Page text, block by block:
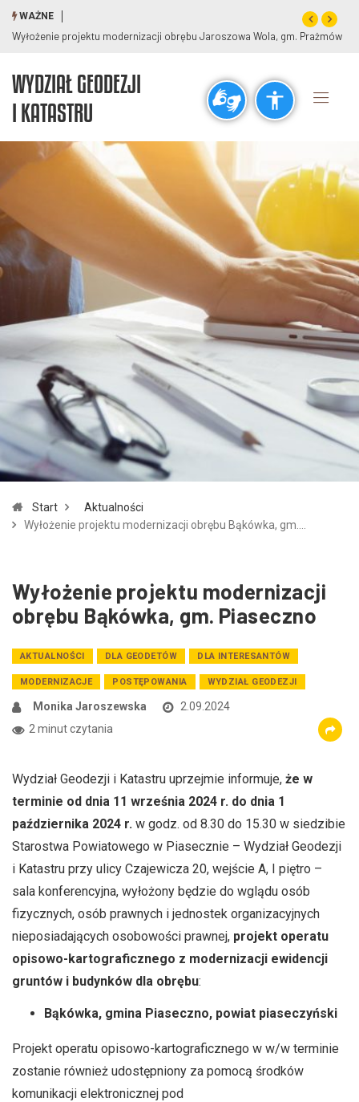
visibility_off title
Rozdzielczość
zoom_in
Powiększ
Czcionki
Zmniejsz czcionkę
add_circle_outline
spellcheck
Bardziej czytelny tekst
Kontrast kolorów
brightness_high
Jasny kontrast
brightness_low
Ciemny kontrast
Odnośniki
format_underlined font_download
cached accessibility
WAŻNE
projektu modernizacji obrębu Jaroszowa Wola, gm. Prażmów Wyłożenie
WYDZIAŁ GEODEZJI
I KATASTRU
Start
Aktualności
Wyłożenie projektu modernizacji obrębu Bąkówka, gm.…
Wyłożenie projektu modernizacji
obrębu Bąkówka, gm. Piaseczno
AKTUALNOŚCI DLA GEODETÓW DLA INTERESANTÓW
MODERNIZACJE POSTĘPOWANIA WYDZIAŁ GEODEZJI
Monika Jaroszewska
2.09.2024
2 minut czytania
Wydział Geodezji i Katastru uprzejmie informuje, że w
terminie od dnia 11 września 2024 r. do dnia 1
października 2024 r. w godz. od 8.30 do 15.30 w siedzibie
Starostwa Powiatowego w Piasecznie – Wydział Geodezji
i Katastru przy ulicy Czajewicza 20, wejście A, I piętro –
sala konferencyjna, wyłożony będzie do wglądu osób
fizycznych, osób prawnych i jednostek organizacyjnych
nieposiadających osobowości prawnej, projekt operatu
opisowo-kartograficznego z modernizacji ewidencji
gruntów i budynków dla obrębu:
Bąkówka, gmina Piaseczno, powiat piaseczyński
Projekt operatu opisowo-kartograficznego w w/w terminie
zostanie również udostępniony za pomocą środków
komunikacji elektronicznej pod